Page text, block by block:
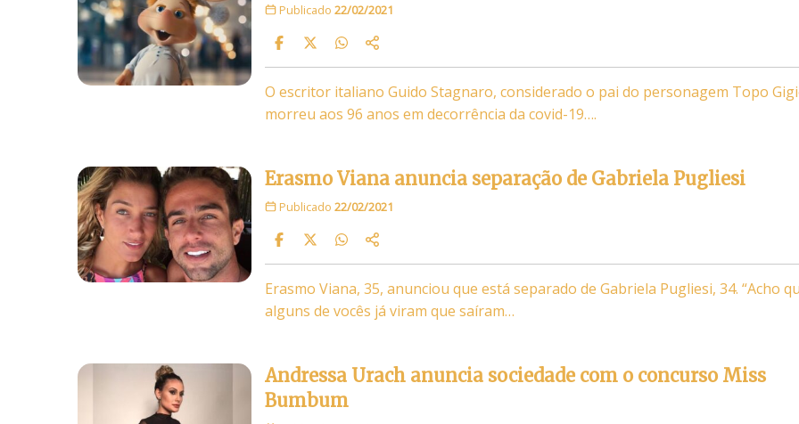
Publicado 22/02/2021
O escritor italiano Guido Stagnaro, considerado o pai do personagem Topo
morreu aos 96 anos em decorrência da covid-19….
Erasmo Viana anuncia separação de Gabriela Pugliesi
Publicado 22/02/2021
Erasmo Viana, 35, anunciou que está separado de Gabriela Pugliesi, 34. “Acho
alguns de vocês já viram que saíram…
Andressa Urach anuncia sociedade com o concurso Miss
Bumbum